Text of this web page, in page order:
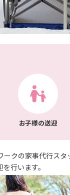
お子様の送迎
ークの家事代行ス
行います。